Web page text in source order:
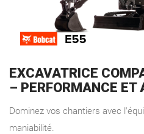
EXCAVATRICE
– PERFORMANCE ET
Dominez vos chantiers avec
maniabilité.